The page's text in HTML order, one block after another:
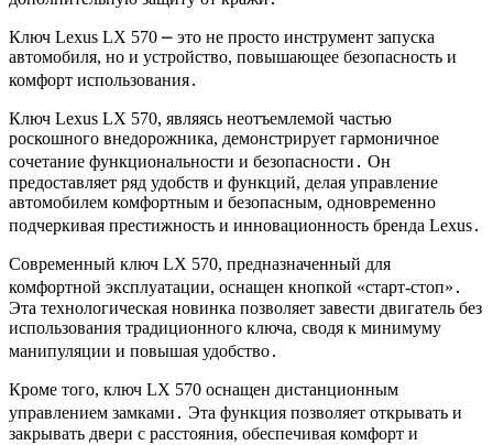
Ключ Lexus LX 570 ⎼ это не просто инструмент запуска
автомобиля, но и устройство, повышающее безопасность и
комфорт использования․
Ключ Lexus LX 570, являясь неотъемлемой частью
роскошного внедорожника, демонстрирует гармоничное
сочетание функциональности и безопасности․ Он
предоставляет ряд удобств и функций, делая управление
автомобилем комфортным и безопасным, одновременно
подчеркивая престижность и инновационность бренда Lexus․
Современный ключ LX 570, предназначенный для
комфортной эксплуатации, оснащен кнопкой «старт-стоп»․
Эта технологическая новинка позволяет завести двигатель без
использования традиционного ключа, сводя к минимуму
манипуляции и повышая удобство․
Кроме того, ключ LX 570 оснащен дистанционным
управлением замками․ Эта функция позволяет открывать и
закрывать двери с расстояния, обеспечивая комфорт и